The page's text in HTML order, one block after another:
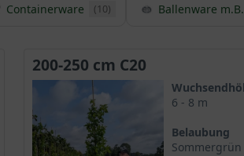
Slender Silhouette
Umriss“ und betont bereits seine
Slender Silhouette
zeichnet sich Liquidambar styraciflua
der Art ein absolutes Highlight darstellt.
Containerware (10) Ballenware
200-250 cm C20
6 - 8 m
Belaubung
Sommergrün